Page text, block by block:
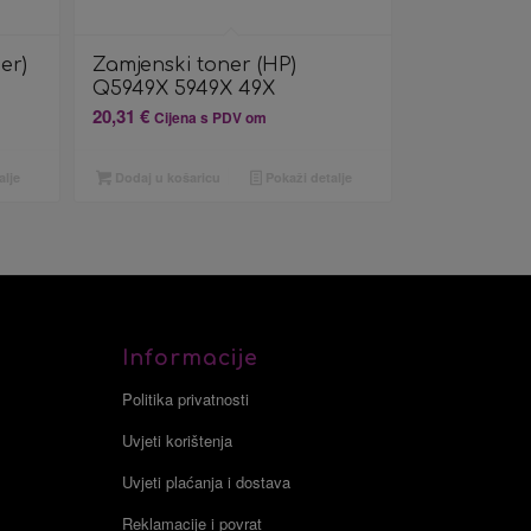
Zamjenski toner (HP)
Q5949X 5949X 49X
20,31 € Cijena s PDV om
Informacije
Politika privatnosti
Uvjeti korištenja
Uvjeti plaćanja i dostava
Reklamacije i povrat